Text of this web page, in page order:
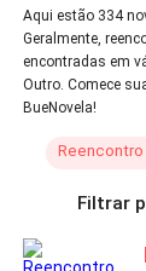
Aqui estão 334
Geralmente,
encontradas em
Outro. Comece
BueNovela!
Filtrar